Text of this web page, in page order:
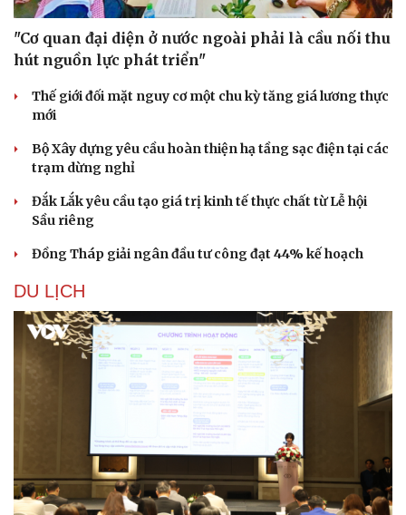
Tư vấn luật
Vũ khí
Việt Nam
Phân tích
"Cơ quan đại diện ở nước ngoài phải là cầu nối thu
hút nguồn lực phát triển"
Thế giới đối mặt nguy cơ một chu kỳ tăng giá lương thực
mới
Bộ Xây dựng yêu cầu hoàn thiện hạ tầng sạc điện tại các
trạm dừng nghỉ
Đắk Lắk yêu cầu tạo giá trị kinh tế thực chất từ Lễ hội
Sầu riêng
Đồng Tháp giải ngân đầu tư công đạt 44% kế hoạch
DU LỊCH